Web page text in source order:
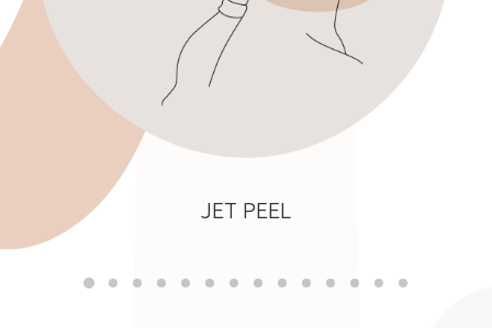
JET PEEL